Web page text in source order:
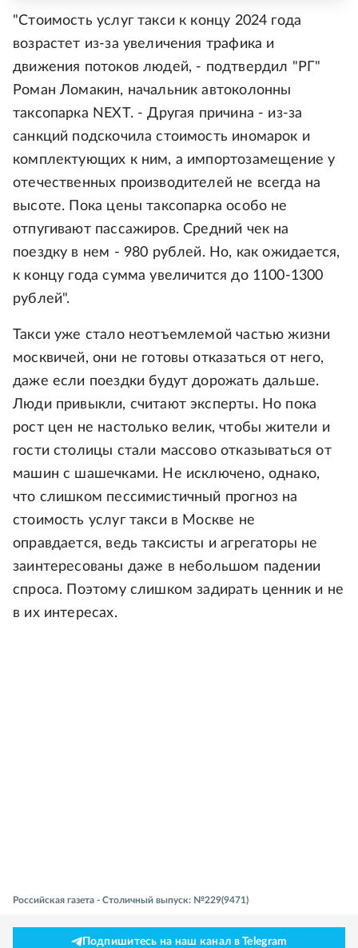
"Стоимость услуг такси к концу 2024 года
возрастет из-за увеличения трафика и
движения потоков людей, - подтвердил "РГ"
Роман Ломакин, начальник автоколонны
таксопарка NEXT. - Другая причина - из-за
санкций подскочила стоимость иномарок и
комплектующих к ним, а импортозамещение у
отечественных производителей не всегда на
высоте. Пока цены таксопарка особо не
отпугивают пассажиров. Средний чек на
поездку в нем - 980 рублей. Но, как ожидается,
к концу года сумма увеличится до 1100-1300
рублей".
Такси уже стало неотъемлемой частью жизни
москвичей, они не готовы отказаться от него,
даже если поездки будут дорожать дальше.
Люди привыкли, считают эксперты. Но пока
рост цен не настолько велик, чтобы жители и
гости столицы стали массово отказываться от
машин с шашечками. Не исключено, однако,
что слишком пессимистичный прогноз на
стоимость услуг такси в Москве не
оправдается, ведь таксисты и агрегаторы не
заинтересованы даже в небольшом падении
спроса. Поэтому слишком задирать ценник и не
в их интересах.
Российская газета - Столичный выпуск: №229(9471)
Подпишитесь на наш канал в Telegram